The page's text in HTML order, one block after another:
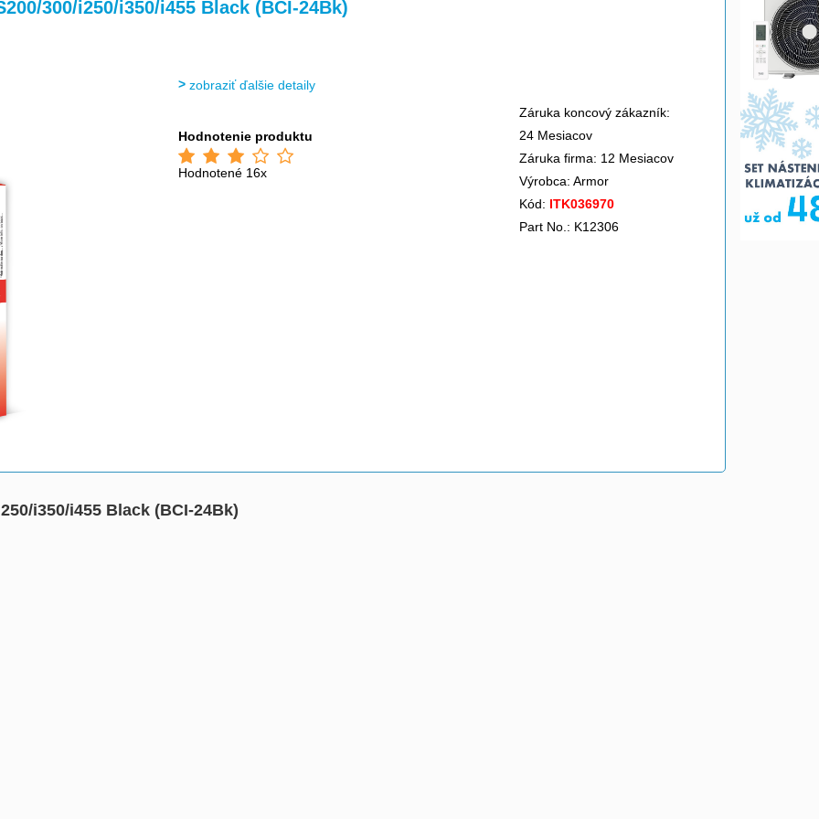
>
300/i250/i350/i455 Black (BCI-24Bk)
zobraziť ďalšie detaily
Hodnotenie produktu
Hodnotené 16x
Záruka koncový zákazník:
24 Mesiacov
Záruka firma: 12 Mesiacov
Výrobca: Armor
Kód: ITK036970
Part No.: K12306
i350/i455 Black (BCI-24Bk)